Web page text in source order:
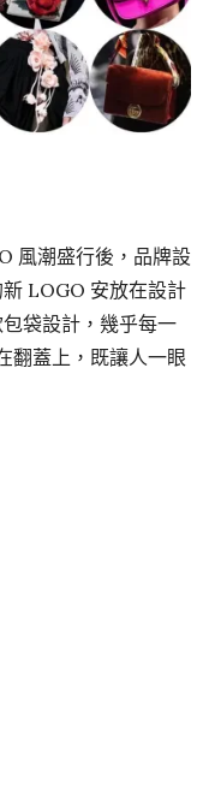
風潮盛行後，品牌設
LOGO 安放在設計
袋設計，幾乎每一
翻蓋上，既讓人一眼